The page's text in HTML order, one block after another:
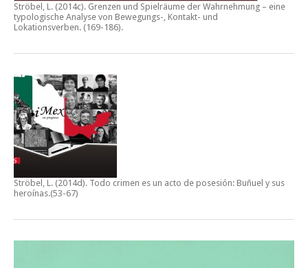
Ströbel, L. (2014c). Grenzen und Spielräume der Wahrnehmung – eine
typologische Analyse von Bewegungs-, Kontakt- und
Lokationsverben. (169-186).
Ströbel, L. (2014d). Todo crimen es un acto de posesión: Buñuel y sus
heroínas.(53-67)